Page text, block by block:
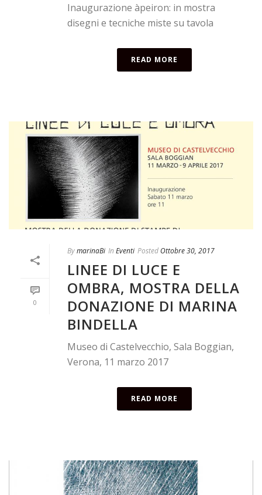
Inaugurazione àpeiron: in mostra
disegni e tecniche miste su tavola
READ MORE
0
BymarinaBi In Eventi Posted Ottobre 30, 2017
LINEE DI LUCE E
OMBRA, MOSTRA DELLA
DONAZIONE DI MARINA
BINDELLA
Museo di Castelvecchio, Sala Boggian,
Verona, 11 marzo 2017
READ MORE